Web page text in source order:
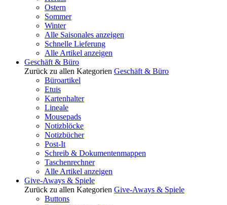
Ostern
Sommer
Winter
Alle Saisonales anzeigen
Schnelle Lieferung
Alle Artikel anzeigen
Geschäft & Büro
Zurück zu allen Kategorien Geschäft & Büro
Büroartikel
Etuis
Kartenhalter
Lineale
Mousepads
Notizblöcke
Notizbücher
Post-It
Schreib & Dokumentenmappen
Taschenrechner
Alle Artikel anzeigen
Give-Aways & Spiele
Zurück zu allen Kategorien Give-Aways & Spiele
Buttons